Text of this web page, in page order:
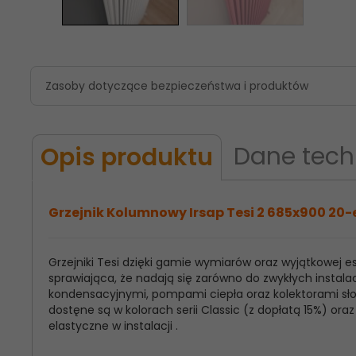
Zasoby dotyczące bezpieczeństwa i produktów
Opis produktu Dane
Grzejnik Kolumnowy Irsap Tesi 2 685x900 20-
Grzejniki Tesi dzięki gamie wymiarów oraz
sprawiająca, że nadają się zarówno do zwykłych
kondensacyjnymi, pompami ciepła oraz kolektorami
dostęne są w kolorach serii Classic (z dopłatą 15%)
elastyczne w instalacji .
Model
Produktu:
Irsap Tesi 2
Wysokość
Grzejnika:
685